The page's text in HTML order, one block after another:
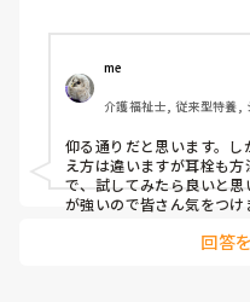
耳栓の管理も大変だと思
かと）、皆さんどう思われ
me
介護福祉士, 従来型特養,
仰る通りだと思います。
え方は違いますが耳栓も
で、試してみたら良いと
が強いので皆さん気をつ
回答